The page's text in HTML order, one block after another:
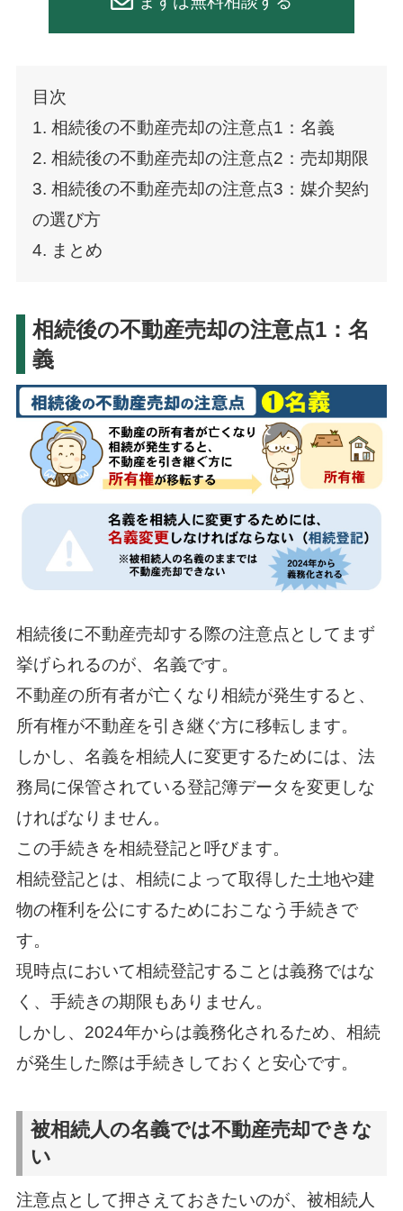
目次
1. 相続後の不動産売却の注意点1：名義
2. 相続後の不動産売却の注意点2：売却期限
3. 相続後の不動産売却の注意点3：媒介契約
の選び方
4. まとめ
相続後の不動産売却の注意点1：名
義
相続後に不動産売却する際の注意点としてまず
挙げられるのが、名義です。
不動産の所有者が亡くなり相続が発生すると、
所有権が不動産を引き継ぐ方に移転します。
しかし、名義を相続人に変更するためには、法
務局に保管されている登記簿データを変更しな
ければなりません。
この手続きを相続登記と呼びます。
相続登記とは、相続によって取得した土地や建
物の権利を公にするためにおこなう手続きで
す。
現時点において相続登記することは義務ではな
く、手続きの期限もありません。
しかし、2024年からは義務化されるため、相続
が発生した際は手続きしておくと安心です。
被相続人の名義では不動産売却できな
い
注意点として押さえておきたいのが、被相続人